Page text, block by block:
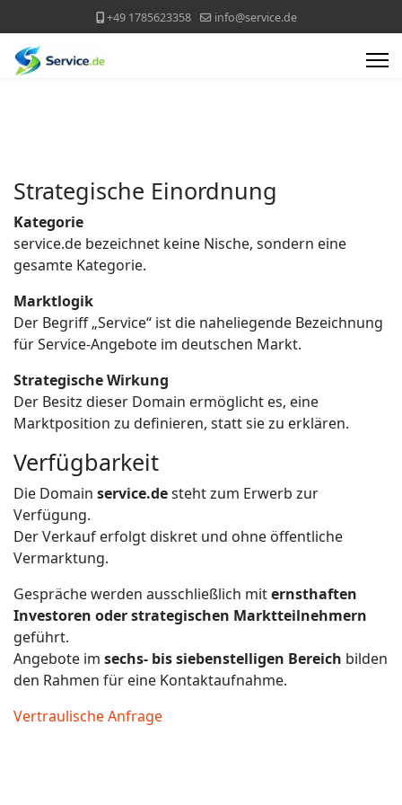
+49 1785623358 info@service.de
Strategische Einordnung
Kategorie
service.de bezeichnet keine Nische, sondern eine
gesamte Kategorie.
Marktlogik
Der Begriff „Service“ ist die naheliegende Bezeichnung
für Service-Angebote im deutschen Markt.
Strategische Wirkung
Der Besitz dieser Domain ermöglicht es, eine
Marktposition zu definieren, statt sie zu erklären.
Verfügbarkeit
Die Domain service.desteht zum Erwerb zur
Verfügung.
Der Verkauf erfolgt diskret und ohne öffentliche
Vermarktung.
Gespräche werden ausschließlich miternsthaften
Investoren oder strategischen Marktteilnehmern
geführt.
Angebote im sechs- bis siebenstelligen Bereich bilden
den Rahmen für eine Kontaktaufnahme.
Vertraulische Anfrage